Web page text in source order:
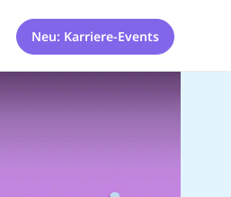
Neu: Karriere-Events